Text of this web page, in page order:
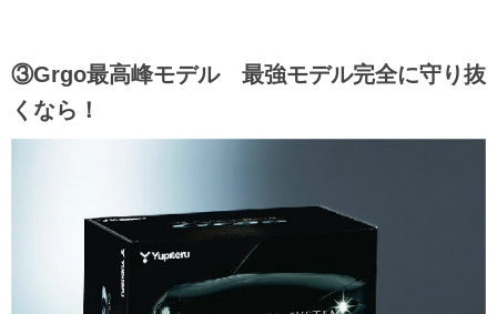
③Grgo最高峰モデル 最強モデル完全に守り抜
くなら！